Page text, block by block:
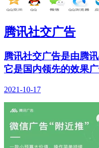
腾讯社交广告
腾讯社交广告是由腾
它是国内领先的效果
2021-10-17